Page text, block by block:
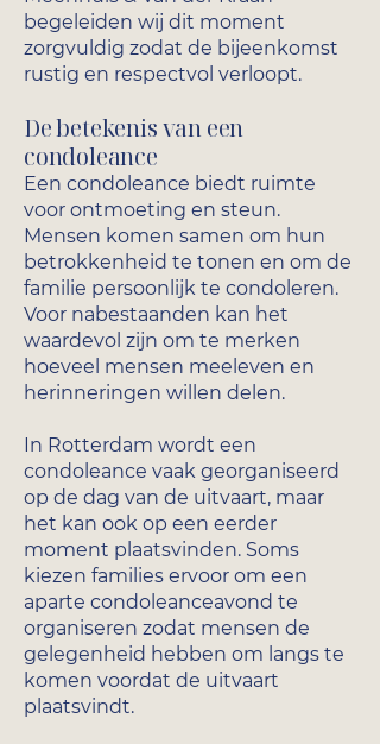
begeleiden wij dit moment
zorgvuldig zodat de bijeenkomst
rustig en respectvol verloopt.
De betekenis van een
condoleance
Een condoleance biedt ruimte
voor ontmoeting en steun.
Mensen komen samen om hun
betrokkenheid te tonen en om de
familie persoonlijk te condoleren.
Voor nabestaanden kan het
waardevol zijn om te merken
hoeveel mensen meeleven en
herinneringen willen delen.
In Rotterdam wordt een
condoleance vaak georganiseerd
op de dag van de uitvaart, maar
het kan ook op een eerder
moment plaatsvinden. Soms
kiezen families ervoor om een
aparte condoleanceavond te
organiseren zodat mensen de
gelegenheid hebben om langs te
komen voordat de uitvaart
plaatsvindt.